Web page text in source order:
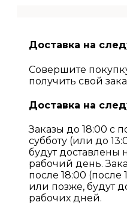
Доставка на
Совершите
получить свой
Доставка на
Заказы до 18:00 с
субботу (или до
будут
рабочий день.
после 18:00 (после
или позже, будут
рабочих дней.